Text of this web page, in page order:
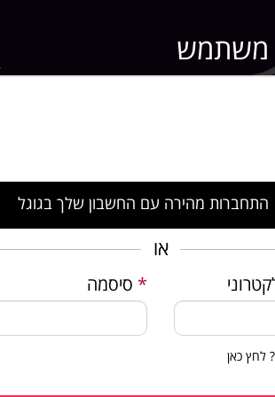
לאתר רומנטיקס
מכירים
מודרנית
משתמש
התחברות מהירה עם החשבון שלך בגוגל
או
* סיסמה
לחץ כאן